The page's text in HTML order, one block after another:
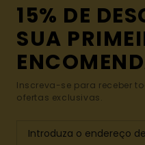
15% DE
SUA
Inscreva-se para receber
ofertas exclusivas.